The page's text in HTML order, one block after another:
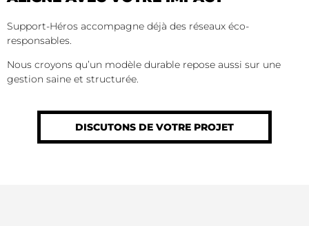
VOIR LA VIDÉO
Support-Héros accompagne déjà des réseaux éco-
responsables.
Nous croyons qu’un modèle durable repose aussi sur une
gestion saine et structurée.
DISCUTONS DE VOTRE PROJET